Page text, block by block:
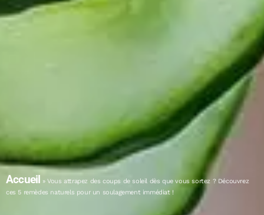
Accueil »Vous attrapez des coups de soleil dès que vous sortez ? Découvrez
ces 5 remèdes naturels pour un soulagement immédiat !